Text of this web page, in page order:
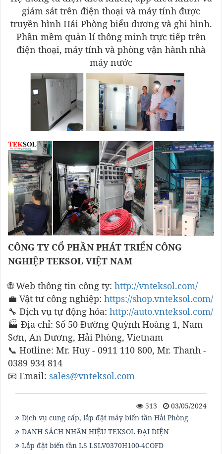
giám sát trên điện thoại và máy tính được
truyền hình Hải Phòng biểu dương và ghi hình.
Phần mềm quản lí thông minh trực tiếp trên
điện thoại, máy tính và phòng vận hành nhà
máy nước
CÔNG TY CỔ PHẦN PHÁT TRIỂN CÔNG
NGHIỆP TEKSOL VIỆT NAM
🌐 Web thông tin công ty: http://vnteksol.com/
💼 Vật tư công nghiệp: https://shop.vnteksol.com/
🔧 Dịch vụ tự động hóa: http://auto.vnteksol.com/
🏭 Địa chỉ: Số 50 Đường Quỳnh Hoàng 1, Nam
Sơn, An Dương, Hải Phòng, Vietnam
📞 Hotline: Mr. Huy - 0911 110 800, Mr. Thanh -
0389 934 814
📧 Email: sales@vnteksol.com
513
03/05/2024
Dịch vụ cung cấp, lắp đặt máy biến tần Hải Phòng
DANH SÁCH NHÃN HIỆU TEKSOL ĐẠI DIỆN
Lắp đặt biến tần LS LSLV0370H100-4COFD